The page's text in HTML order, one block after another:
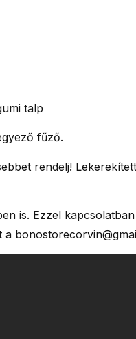
talp
fűző.
rendelj!
is. Ezzel